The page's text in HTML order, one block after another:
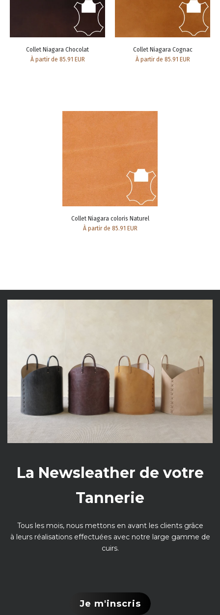
Collet Niagara Chocolat
À partir de 85.91 EUR
Collet Niagara Cognac
À partir de 85.91 EUR
Collet Niagara coloris Naturel
À partir de 85.91 EUR
La Newsleather de votre
Tannerie
Tous les mois, nous mettons en avant les clients grâce
à leurs réalisations effectuées avec notre large gamme de
cuirs.
Je m'inscris